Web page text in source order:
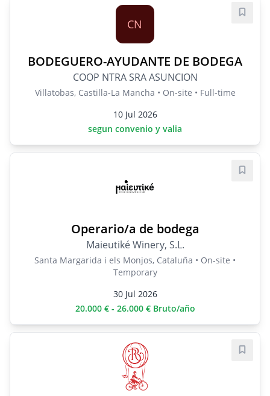
CN
BODEGUERO-AYUDANTE DE BODEGA
COOP NTRA SRA ASUNCION
Villatobas, Castilla-La Mancha • On-site • Full-time
10 Jul 2026
segun convenio y valia
Save
Operario/a de bodega
Maieutiké Winery, S.L.
Santa Margarida i els Monjos, Cataluña • On-site •
Temporary
30 Jul 2026
20.000 € - 26.000 € Bruto/año
Save
Save